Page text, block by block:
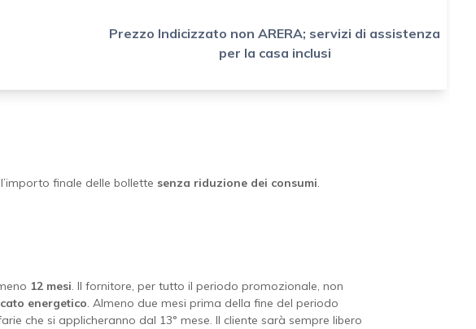
Prezzo Indicizzato non ARERA; servizi di assistenza
per la casa inclusi
finale delle bollette senza riduzione dei consumi.
12 mesi. Il fornitore, per tutto il periodo promozionale, non
energetico. Almeno due mesi prima della fine del periodo
che si applicheranno dal 13° mese. Il cliente sarà sempre libero